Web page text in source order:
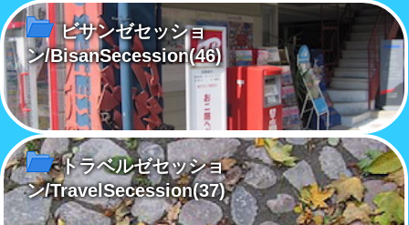
ビサンゼセッショ
ン/BisanSecession(46)
トラベルゼセッショ
ン/TravelSecession(37)